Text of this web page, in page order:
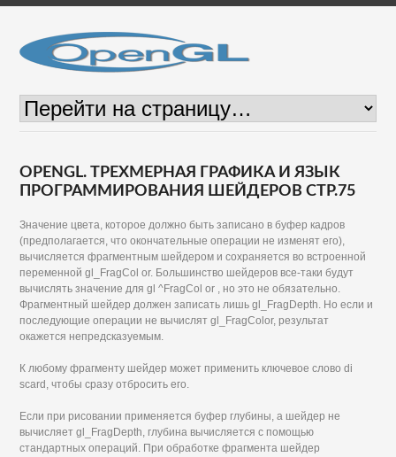
OPENGL. ТРЕХМЕРНАЯ ГРАФИКА И ЯЗЫК
ПРОГРАММИРОВАНИЯ ШЕЙДЕРОВ СТР.75
Значение цвета, которое должно быть записано в буфер кадров
(предполагается, что окончательные операции не изменят его),
вычисляется фрагментным шейдером и сохраняется во встроенной
переменной gl_FragCol or. Большинство шейдеров все-таки будут
вычислять значение для gl ^FragCol or , но это не обязательно.
Фрагментный шейдер должен записать лишь gl_FragDepth. Но если и
последующие операции не вычислят gl_FragColor, результат
окажется непредсказуемым.
К любому фрагменту шейдер может применить ключевое слово di
scard, чтобы сразу отбросить его.
Если при рисовании применяется буфер глубины, а шейдер не
вычисляет gl_FragDepth, глубина вычисляется с помощью
стандартных операций. При обработке фрагмента шейдер